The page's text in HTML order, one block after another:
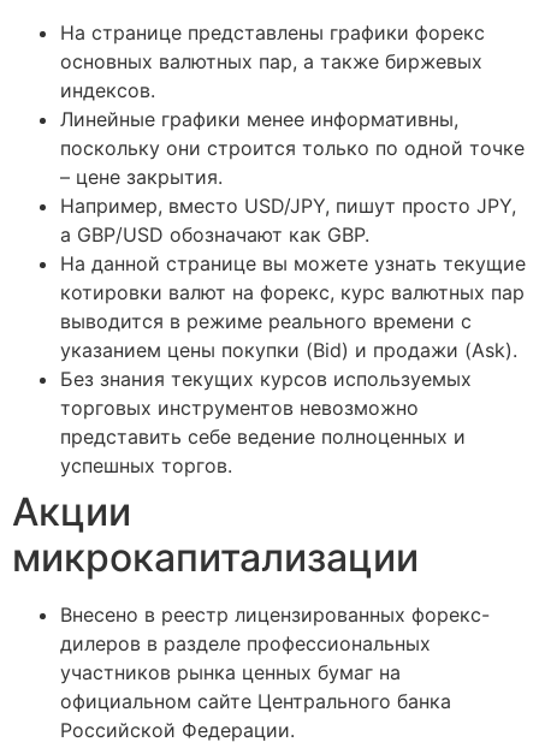
На странице представлены графики форекс
основных валютных пар, а также биржевых
индексов.
Линейные графики менее информативны,
поскольку они строится только по одной точке
– цене закрытия.
Например, вместо USD/JPY, пишут просто JPY,
а GBP/USD обозначают как GBP.
На данной странице вы можете узнать текущие
котировки валют на форекс, курс валютных пар
выводится в режиме реального времени с
указанием цены покупки (Bid) и продажи (Ask).
Без знания текущих курсов используемых
торговых инструментов невозможно
представить себе ведение полноценных и
успешных торгов.
Акции
микрокапитализации
Внесено в реестр лицензированных форекс-
дилеров в разделе профессиональных
участников рынка ценных бумаг на
официальном сайте Центрального банка
Российской Федерации.